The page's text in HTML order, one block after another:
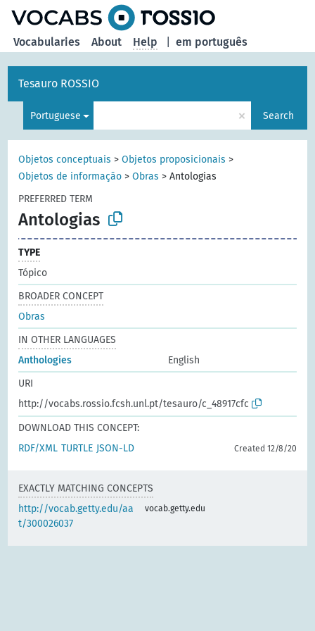
em português
Vocabularies About Help
Tesauro ROSSIO
Portuguese × Search
Objetos conceptuais >Objetos proposicionais >
Objetos de informação >Obras >Antologias
PREFERRED TERM
Antologias
TYPE
Tópico
BROADER CONCEPT
Obras
IN OTHER LANGUAGES
Anthologies
English
URI
http://vocabs.rossio.fcsh.unl.pt/tesauro/c_48917cfc
DOWNLOAD THIS CONCEPT:
RDF/XML TURTLE JSON-LD Created 12/8/20
EXACTLY MATCHING CONCEPTS
http://vocab.getty.edu/aa
t/300026037
vocab.getty.edu